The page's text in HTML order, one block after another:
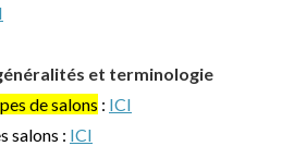
et terminologie
de salons : ICI
salons : ICI